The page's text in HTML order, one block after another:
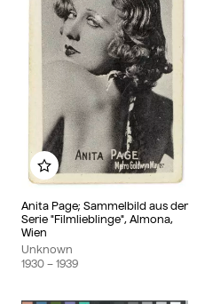
Anita Page; Sammelbild aus der
Serie "Filmlieblinge", Almona,
Wien
Unknown
1930 – 1939
Add to my album